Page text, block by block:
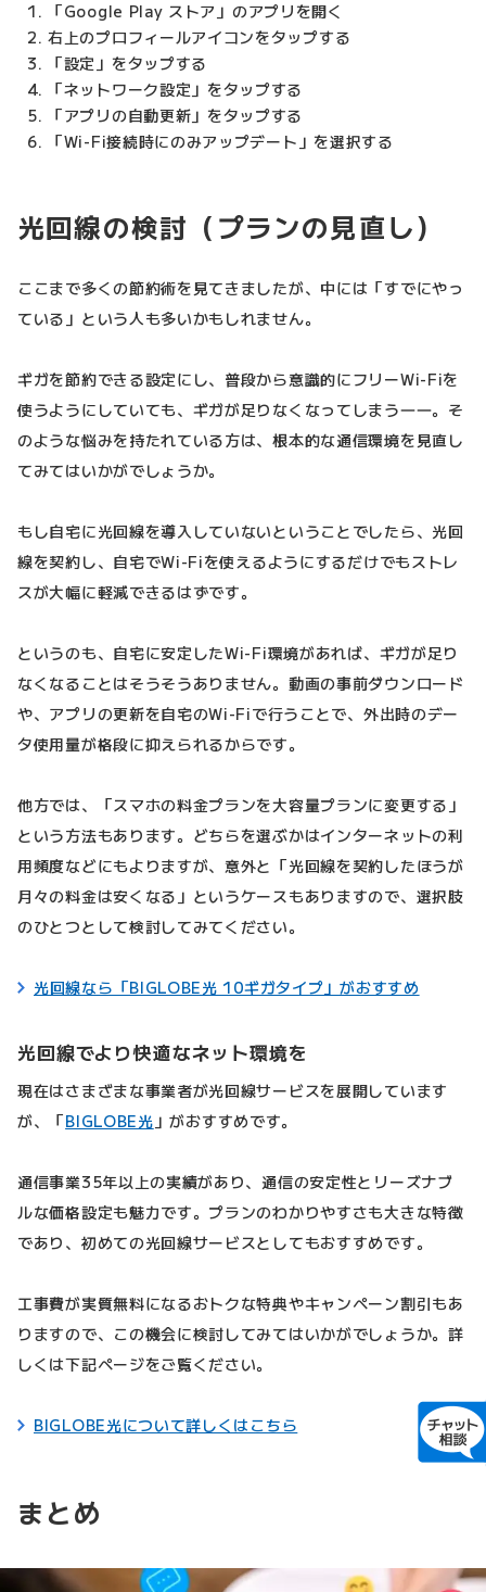
「Google Play ストア」のアプリを開く
右上のプロフィールアイコンをタップする
「設定」をタップする
「ネットワーク設定」をタップする
「アプリの自動更新」をタップする
「Wi-Fi接続時にのみアップデート」を選択する
光回線の検討（プランの見直し）
ここまで多くの節約術を見てきましたが、中には「すでにやっ
ている」という人も多いかもしれません。
ギガを節約できる設定にし、普段から意識的にフリーWi-Fiを
使うようにしていても、ギガが足りなくなってしまう――。そ
のような悩みを持たれている方は、根本的な通信環境を見直し
てみてはいかがでしょうか。
もし自宅に光回線を導入していないということでしたら、光回
線を契約し、自宅でWi-Fiを使えるようにするだけでもストレ
スが大幅に軽減できるはずです。
というのも、自宅に安定したWi-Fi環境があれば、ギガが足り
なくなることはそうそうありません。動画の事前ダウンロード
や、アプリの更新を自宅のWi-Fiで行うことで、外出時のデー
タ使用量が格段に抑えられるからです。
他方では、「スマホの料金プランを大容量プランに変更する」
という方法もあります。どちらを選ぶかはインターネットの利
用頻度などにもよりますが、意外と「光回線を契約したほうが
月々の料金は安くなる」というケースもありますので、選択肢
のひとつとして検討してみてください。
光回線なら「BIGLOBE光 10ギガタイプ」がおすすめ
光回線でより快適なネット環境を
現在はさまざまな事業者が光回線サービスを展開しています
が、「BIGLOBE光 」がおすすめです。
通信事業35年以上の実績があり、通信の安定性とリーズナブ
ルな価格設定も魅力です。プランのわかりやすさも大きな特徴
であり、初めての光回線サービスとしてもおすすめです。
工事費が実質無料になるおトクな特典やキャンペーン割引もあ
りますので、この機会に検討してみてはいかがでしょうか。詳
しくは下記ページをご覧ください。
BIGLOBE光について詳しくはこちら
まとめ